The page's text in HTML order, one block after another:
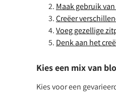
Maak gebruik
Creëer
Voeg gezellige
Denk aan het
Kies een mix van
Kies voor een